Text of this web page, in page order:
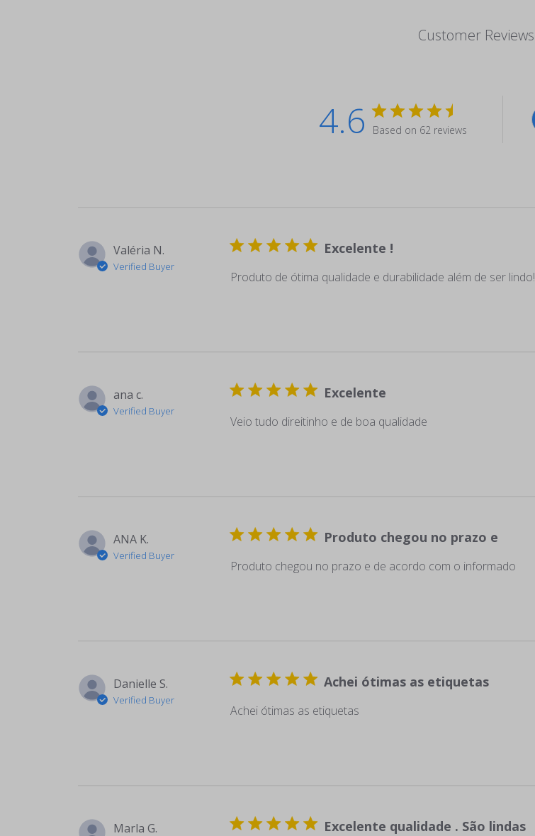
Customer Reviews
4.6 Based on 62 reviews
Valéria N.
Verified Buyer
Excelente !
Produto de ótima qualidade e durabilidade além de ser lindo!
ana c.
Verified Buyer
Excelente
Veio tudo direitinho e de boa qualidade
ANA K.
Verified Buyer
Produto chegou no prazo e
Produto chegou no prazo e de acordo com o informado
Danielle S.
Verified Buyer
Achei ótimas as etiquetas
Achei ótimas as etiquetas
Marla G. Excelente qualidade . São lindas